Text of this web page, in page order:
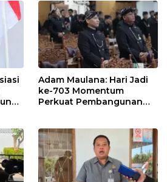
Adam Maulana: Hari Jadi
ke-703 Momentum
Perkuat Pembangunan